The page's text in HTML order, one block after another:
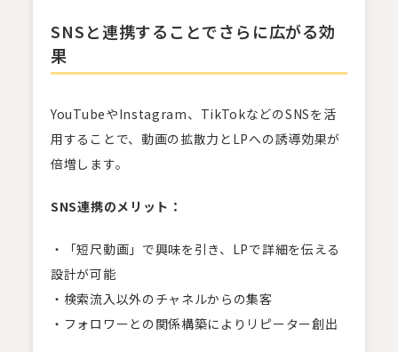
SNSと連携することでさらに広がる効
果
YouTubeやInstagram、TikTokなどのSNSを活
用することで、動画の拡散力とLPへの誘導効果が
倍増します。
SNS連携のメリット：
・「短尺動画」で興味を引き、LPで詳細を伝える
設計が可能
・検索流入以外のチャネルからの集客
・フォロワーとの関係構築によりリピーター創出